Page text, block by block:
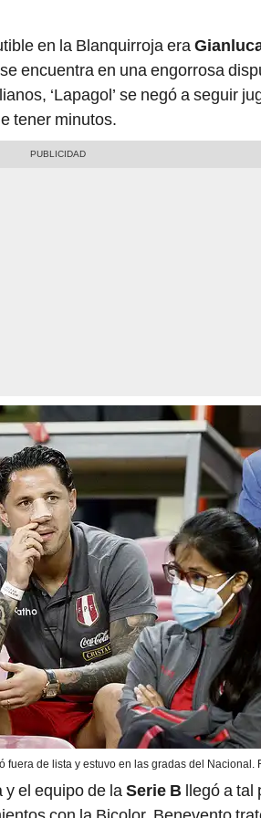
en la Blanquirroja era
encuentra en una engorrosa
‘Lapagol’ se negó a seguir
tener minutos.
de lista y estuvo en las gradas del Nacional.
el equipo de laSerie B llegó a tal